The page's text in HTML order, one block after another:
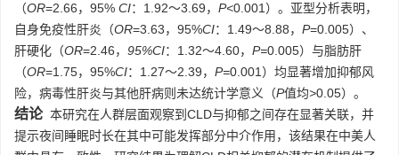
（OR=2.66，95% CI：1.92～3.69， P<0.001）。亚型分析表明，
自身免疫性肝炎（OR=3.63，95%CI：1.49～8.88， P=0.005）、
肝硬化（OR=2.46， 95%CI：1.32～4.60， P=0.005）与脂肪肝
（OR=1.75，95%CI：1.27～2.39， P=0.001）均显著增加抑郁风
险，病毒性肝炎与其他肝病则未达统计学意义（P值均>0.05）。
结论本研究在人群层面观察到CLD与抑郁之间存在显著关联，并
提示夜间睡眠时长在其中可能发挥部分中介作用，该结果在中美人